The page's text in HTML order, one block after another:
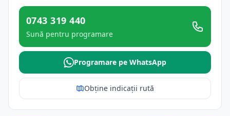
0743 319 440
Sună pentru programare
Programare pe WhatsApp
Obține indicații rută